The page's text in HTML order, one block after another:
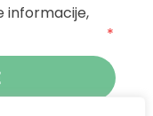
informacije,
*